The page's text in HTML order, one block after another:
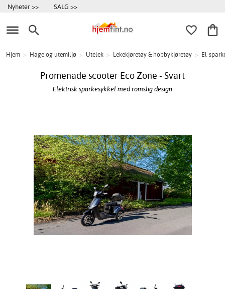
Nyheter >> SALG >>
Hjem > Hage og utemiljø > Utelek > Lekekjøretøy & hobbykjøretøy > El-
Promenade scooter Eco Zone - Svart
Elektrisk sparkesykkel med romslig design